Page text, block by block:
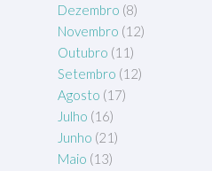
Dezembro (8)
Novembro (12)
Outubro (11)
Setembro (12)
Agosto (17)
Julho (16)
Junho (21)
Maio (13)